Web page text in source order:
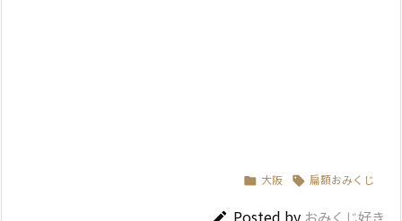
 大阪  扁額おみくじ